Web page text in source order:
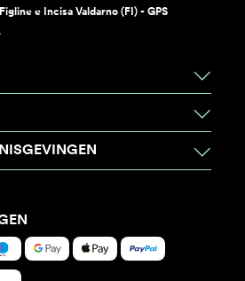
e Incisa Valdarno (FI) - GPS